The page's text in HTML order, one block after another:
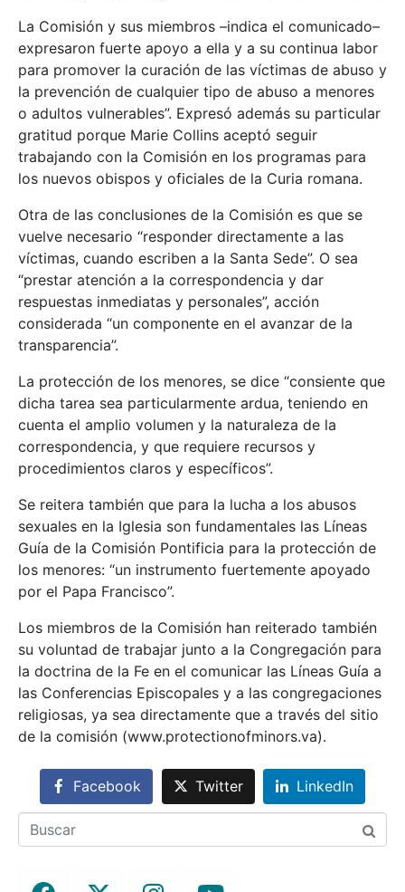
La Comisión y sus miembros –indica el comunicado–
expresaron fuerte apoyo a ella y a su continua labor
para promover la curación de las víctimas de abuso y
la prevención de cualquier tipo de abuso a menores
o adultos vulnerables”. Expresó además su particular
gratitud porque Marie Collins aceptó seguir
trabajando con la Comisión en los programas para
los nuevos obispos y oficiales de la Curia romana.
Otra de las conclusiones de la Comisión es que se
vuelve necesario “responder directamente a las
víctimas, cuando escriben a la Santa Sede”. O sea
“prestar atención a la correspondencia y dar
respuestas inmediatas y personales”, acción
considerada “un componente en el avanzar de la
transparencia”.
La protección de los menores, se dice “consiente que
dicha tarea sea particularmente ardua, teniendo en
cuenta el amplio volumen y la naturaleza de la
correspondencia, y que requiere recursos y
procedimientos claros y específicos”.
Se reitera también que para la lucha a los abusos
sexuales en la Iglesia son fundamentales las Líneas
Guía de la Comisión Pontificia para la protección de
los menores: “un instrumento fuertemente apoyado
por el Papa Francisco”.
Los miembros de la Comisión han reiterado también
su voluntad de trabajar junto a la Congregación para
la doctrina de la Fe en el comunicar las Líneas Guía a
las Conferencias Episcopales y a las congregaciones
religiosas, ya sea directamente que a través del sitio
de la comisión (www.protectionofminors.va).
Facebook Twitter LinkedIn